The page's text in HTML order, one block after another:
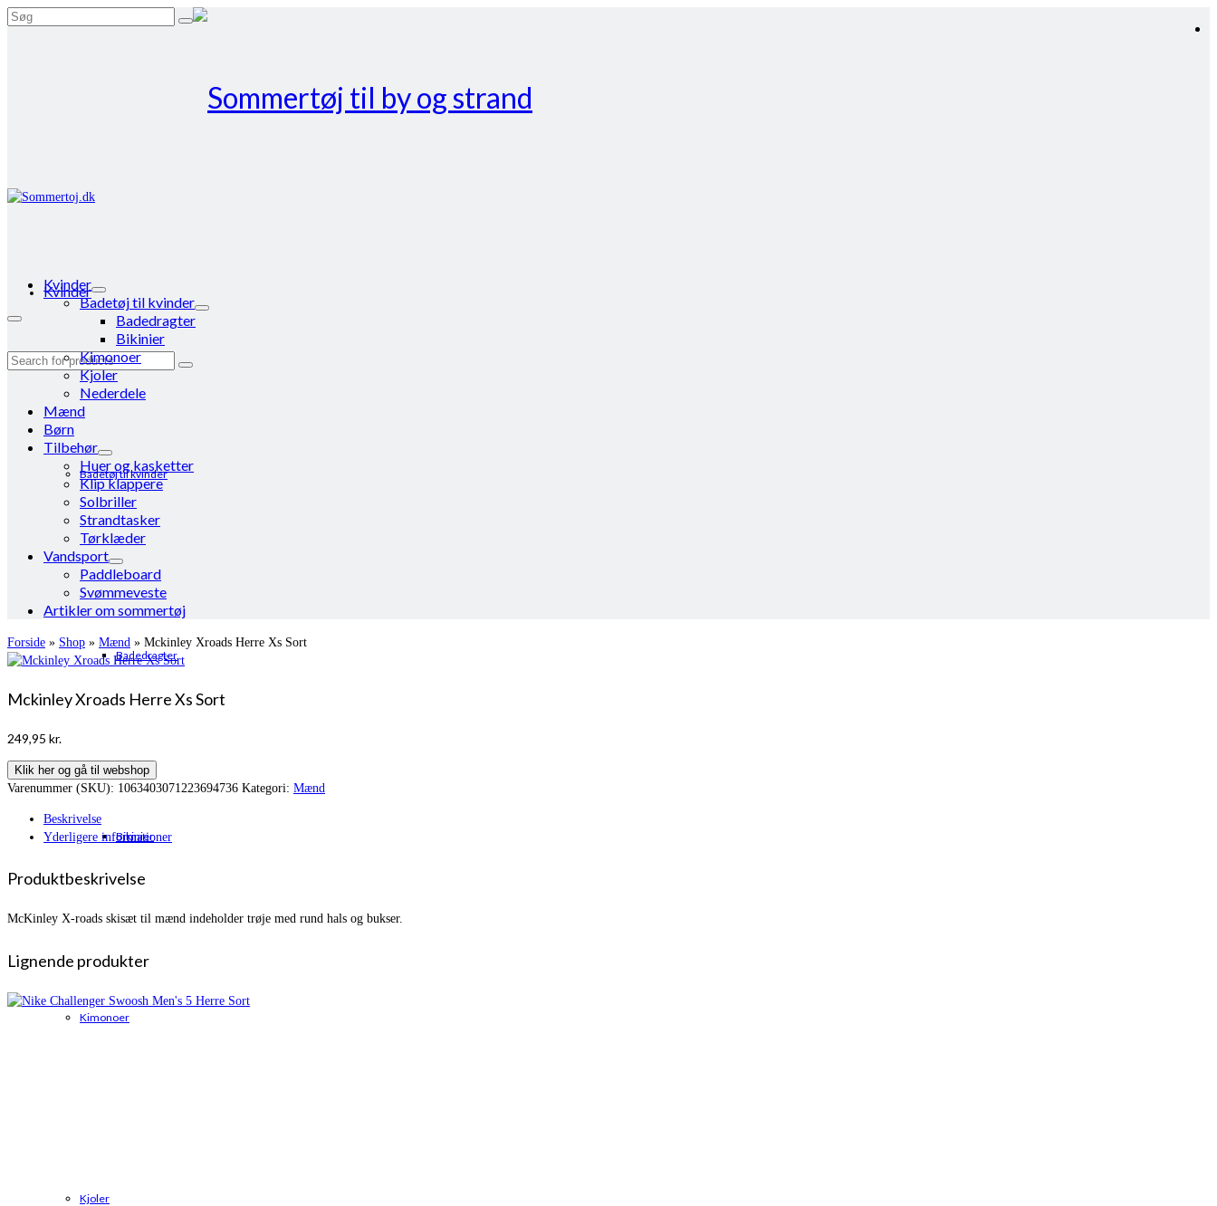
Search
Kvinder
Badetøj til kvinder
Badedragter
Bikinier
Kimonoer
Kjoler
Search
Kvinder
Badetøj til kvinder
Badedragter
Bikinier
Kimonoer
Kjoler
Nederdele
Mænd
Børn
Tilbehør
Huer og kasketter
Klip klappere
Solbriller
Strandtasker
Tørklæder
Vandsport
Paddleboard
Svømmeveste
Artikler om sommertøj
Forside » Shop » Mænd » Mckinley Xroads Herre Xs Sort
Mckinley Xroads Herre Xs Sort
249,95 kr.
Klik her og gå til webshop
Varenummer (SKU): 1063403071223694736 Kategori: Mænd
Beskrivelse
Yderligere informationer
Produktbeskrivelse
McKinley X-roads skisæt til mænd indeholder trøje med rund hals og bukser.
Lignende produkter